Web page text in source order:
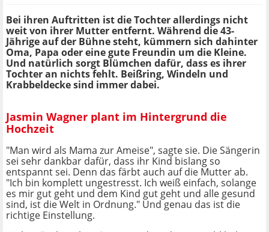
Bei ihren Auftritten ist die Tochter allerdings nicht
weit von ihrer Mutter entfernt. Während die 43-
Jährige auf der Bühne steht, kümmern sich dahinter
Oma, Papa oder eine gute Freundin um die Kleine.
Und natürlich sorgt Blümchen dafür, dass es ihrer
Tochter an nichts fehlt. Beißring, Windeln und
Krabbeldecke sind immer dabei.
Jasmin Wagner plant im Hintergrund die
Hochzeit
"Man wird als Mama zur Ameise", sagte sie. Die Sängerin
sei sehr dankbar dafür, dass ihr Kind bislang so
entspannt sei. Denn das färbt auch auf die Mutter ab.
"Ich bin komplett ungestresst. Ich weiß einfach, solange
es mir gut geht und dem Kind gut geht und alle gesund
sind, ist die Welt in Ordnung." Und genau das ist die
richtige Einstellung.